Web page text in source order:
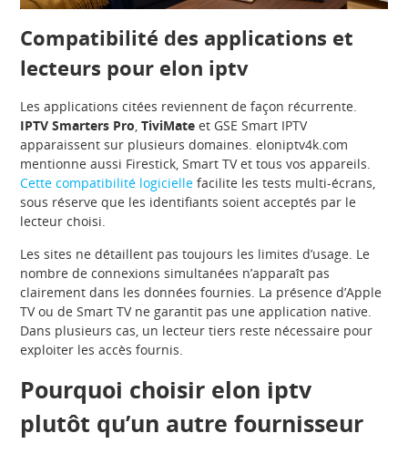
Compatibilité des applications et
lecteurs pour elon iptv
Les applications citées reviennent de façon récurrente.
IPTV Smarters Pro,TiviMate et GSE Smart IPTV
apparaissent sur plusieurs domaines. eloniptv4k.com
mentionne aussi Firestick, Smart TV et tous vos appareils.
Cette compatibilité logicielle facilite les tests multi-écrans,
sous réserve que les identifiants soient acceptés par le
lecteur choisi.
Les sites ne détaillent pas toujours les limites d’usage. Le
nombre de connexions simultanées n’apparaît pas
clairement dans les données fournies. La présence d’Apple
TV ou de Smart TV ne garantit pas une application native.
Dans plusieurs cas, un lecteur tiers reste nécessaire pour
exploiter les accès fournis.
Pourquoi choisir elon iptv
plutôt qu’un autre fournisseur